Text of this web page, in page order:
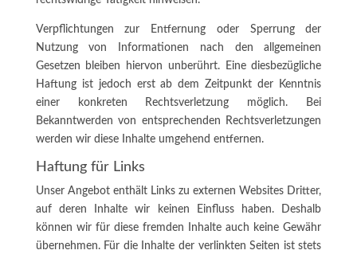
Verpflichtungen zur Entfernung oder Sperrung der
Nutzung von Informationen nach den allgemeinen
Gesetzen bleiben hiervon unberührt. Eine diesbezügliche
Haftung ist jedoch erst ab dem Zeitpunkt der Kenntnis
einer konkreten Rechtsverletzung möglich. Bei
Bekanntwerden von entsprechenden Rechtsverletzungen
werden wir diese Inhalte umgehend entfernen.
Haftung für Links
Unser Angebot enthält Links zu externen Websites Dritter,
auf deren Inhalte wir keinen Einfluss haben. Deshalb
können wir für diese fremden Inhalte auch keine Gewähr
übernehmen. Für die Inhalte der verlinkten Seiten ist stets